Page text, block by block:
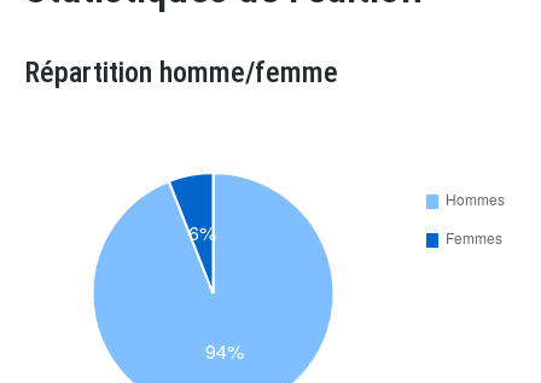
Répartition homme/femme